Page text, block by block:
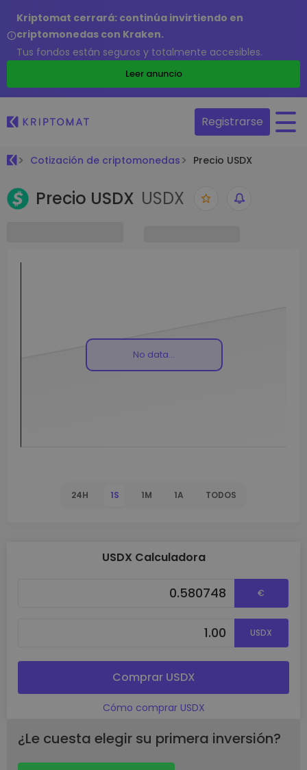
Kriptomat cerrará: continúa invirtiendo en
criptomonedas con Kraken.
Tus fondos están seguros y totalmente accesibles.
Leer anuncio
Registrarse
Cotización de criptomonedas Precio USDX
Precio USDX USDX
No data...
24H 1S 1M 1A TODOS
USDX Calculadora
€
USDX
Comprar USDX
Cómo comprar USDX
¿Le cuesta elegir su primera inversión?